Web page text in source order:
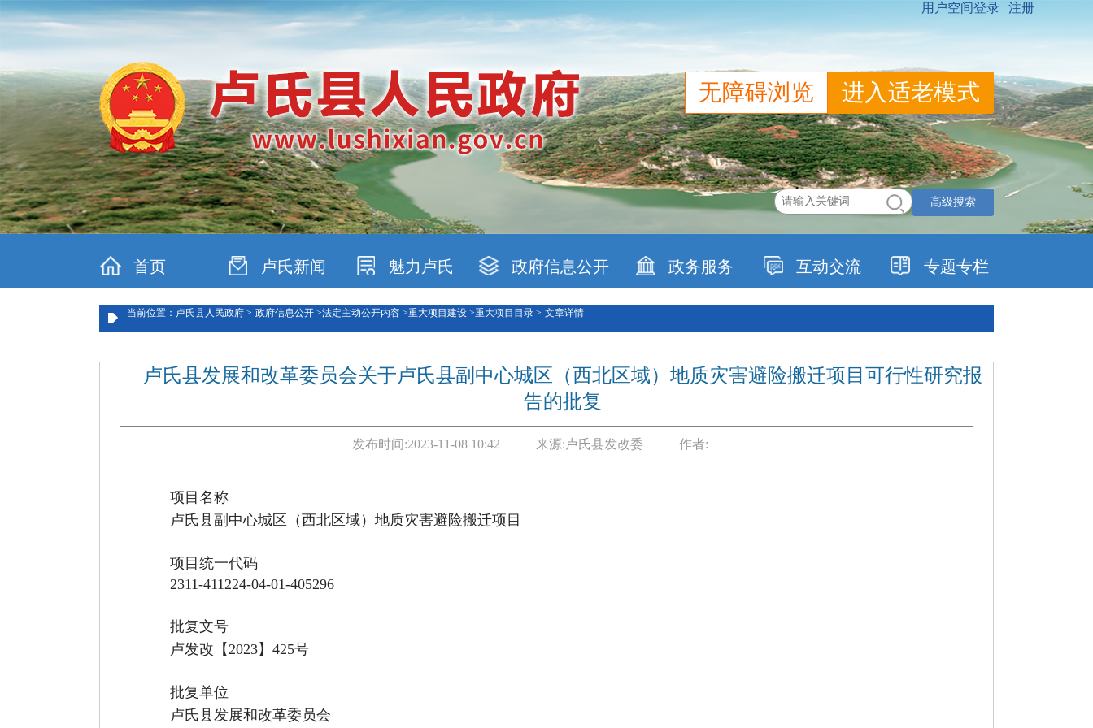
无障碍浏览 进入适老模式
高级搜索
首页 卢氏新闻 魅力卢氏 政府信息公开 政务服务 互动交流 专题专栏
当前位置：卢氏县人民政府 > 政府信息公开 >法定主动公开内容 >重大项目建设 >重大项目目录 > 文章详情
卢氏县发展和改革委员会关于卢氏县副中心城区（西北区域）地质灾害避险搬迁项目可行性研究报
告的批复
发布时间:2023-11-08 10:42 来源:卢氏县发改委 作者:
项目名称
卢氏县副中心城区（西北区域）地质灾害避险搬迁项目
项目统一代码
2311-411224-04-01-405296
批复文号
卢发改【2023】425号
批复单位
卢氏县发展和改革委员会